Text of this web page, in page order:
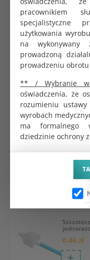
pracownikiem
specjalistyczne
użytkowania
na wykonywany
prowadzoną
prowadzeniu
** / Wybranie
oświadczenia, że
rozumieniu
wyrobach
ma formalnego
dziedzinie ochrony
0.46 zł
Pojemność i
wytłoczona
objętości.
Sterylność:
indywidualnie,
próbki.
przed
Materiał:
na
chemiczne.